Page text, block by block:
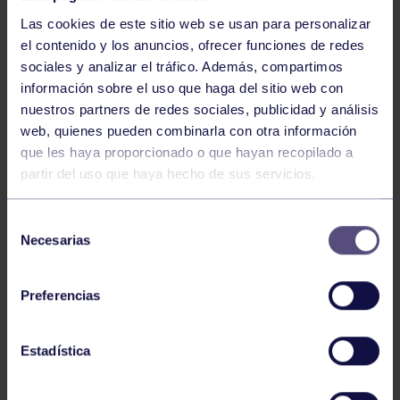
Las cookies de este sitio web se usan para personalizar
el contenido y los anuncios, ofrecer funciones de redes
sociales y analizar el tráfico. Además, compartimos
información sobre el uso que haga del sitio web con
nuestros partners de redes sociales, publicidad y análisis
web, quienes pueden combinarla con otra información
que les haya proporcionado o que hayan recopilado a
partir del uso que haya hecho de sus servicios.
Necesarias
Preferencias
Estadística
Voleibol
CAMPEONAS DE ASTURIAS
Voleibol